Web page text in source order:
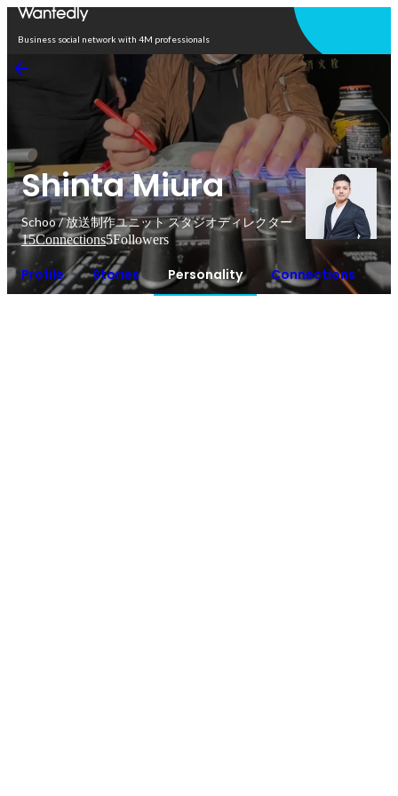
Business social network with 4M professionals
Shinta Miura
Schoo / 放送制作ユニット スタジオディレクター
15Connections5Followers
Profile Stories Personality Connections